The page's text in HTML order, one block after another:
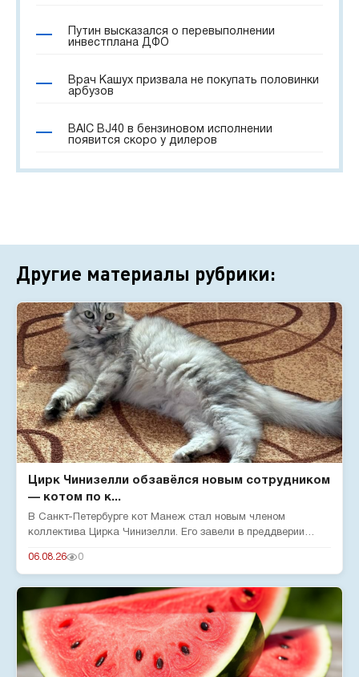
Путин высказался о перевыполнении
инвестплана ДФО
Врач Кашух призвала не покупать половинки
арбузов
BAIC BJ40 в бензиновом исполнении
появится скоро у дилеров
Другие материалы рубрики:
Цирк Чинизелли обзавёлся новым сотрудником
— котом по к...
В Санкт-Петербурге кот Манеж стал новым членом
коллектива Цирка Чинизелли. Его завели в преддверии
06.08.26 0